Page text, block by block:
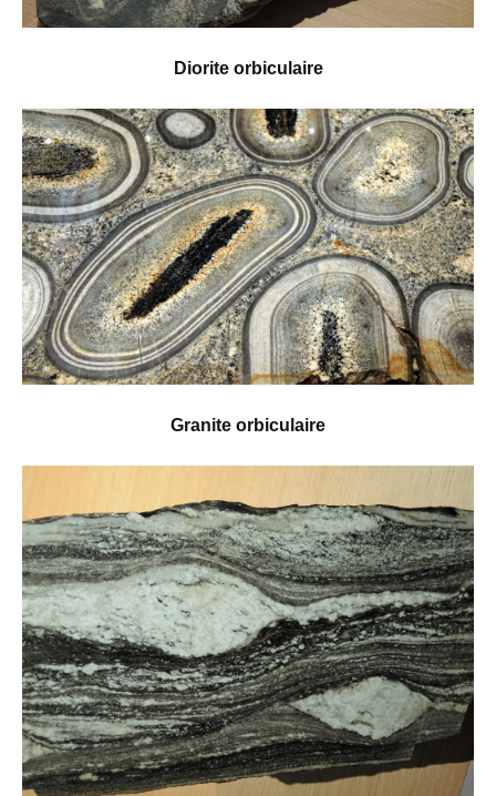
Diorite orbiculaire
Granite orbiculaire